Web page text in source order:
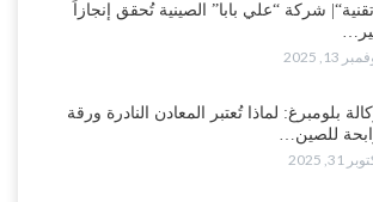
شركة “علي بابا” الصينية تُحقق إنجازاً
13, 2025
بلومبرغ: لماذا تُعتبر المعادن النادرة ورقة
للصين…
31, 2025